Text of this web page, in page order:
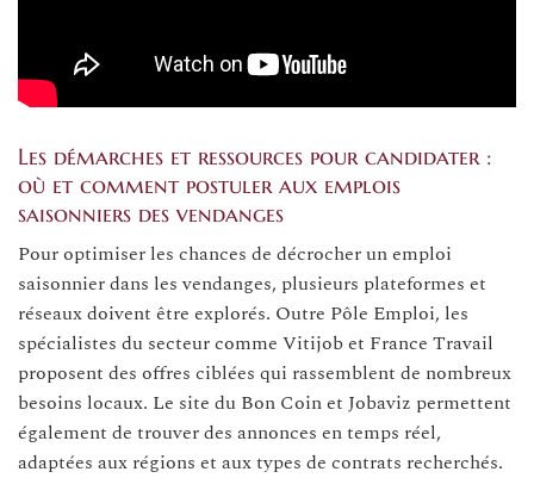
Les démarches et ressources pour candidater :
où et comment postuler aux emplois
saisonniers des vendanges
Pour optimiser les chances de décrocher un emploi
saisonnier dans les vendanges, plusieurs plateformes et
réseaux doivent être explorés. Outre Pôle Emploi, les
spécialistes du secteur comme Vitijob et France Travail
proposent des offres ciblées qui rassemblent de nombreux
besoins locaux. Le site du Bon Coin et Jobaviz permettent
également de trouver des annonces en temps réel,
adaptées aux régions et aux types de contrats recherchés.